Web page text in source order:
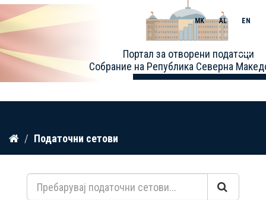
Прескокнете
содржина
Портал за отворени податоци
Собрание на Република Северна
MK AL EN
Toggle
Податочни сетови